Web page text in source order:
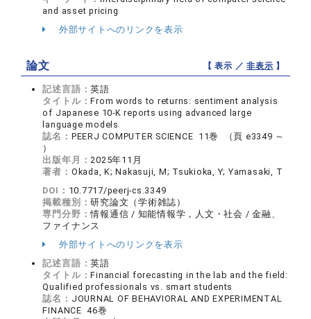
and asset pricing
外部サイトへのリンクを表示
論文 【 表示 ／非表示 】
記述言語：英語
タイトル：From words to returns: sentiment analysis
of Japanese 10-K reports using advanced large
language models
誌名： PEERJ COMPUTER SCIENCE 11巻 （頁 e3349 ～
）
出版年月： 2025年11月
著者： Okada, K; Nakasuji, M; Tsukioka, Y; Yamasaki, T
DOI： 10.7717/peerj-cs.3349
掲載種別：研究論文（学術雑誌）
専門分野：情報通信 / 知能情報学，人文・社会 / 金融、
ファイナンス
外部サイトへのリンクを表示
記述言語：英語
タイトル：Financial forecasting in the lab and the field:
Qualified professionals vs. smart students
誌名： JOURNAL OF BEHAVIORAL AND EXPERIMENTAL
FINANCE 46巻